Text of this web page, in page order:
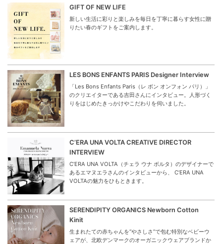
GIFT OF NEW LIFE
新しい生活に彩りと楽しみを毎日を丁寧に暮らす女性に贈
りたい春のギフトをご案内します。
LES BONS ENFANTS PARIS Designer Interview
「Les Bons Enfants Paris（レ ボン オンフォン パリ）」
のクリエイターである吉田さんにインタビュー。人形づく
りをはじめたきっかけやこだわりを伺いました。
C’ERA UNA VOLTA CREATIVE DIRECTOR
INTERVIEW
C’ERA UNA VOLTA（チェラ ウナ ボルタ）のデザイナーで
あるエマヌエラさんのインタビューから、 C’ERA UNA
VOLTAの魅力をひもときます。
SERENDIPITY ORGANICS Newborn Cotton
Kinit
生まれたての赤ちゃんを“やさしさ”で包む特別なベビーウ
ェアが、北欧デンマークのオーガニックウェアブランドか